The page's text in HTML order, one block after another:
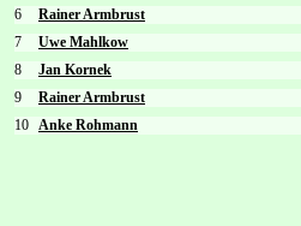
6
Rainer Armbrust
7
Uwe Mahlkow
8
Jan Kornek
9
Rainer Armbrust
10 Anke Rohmann